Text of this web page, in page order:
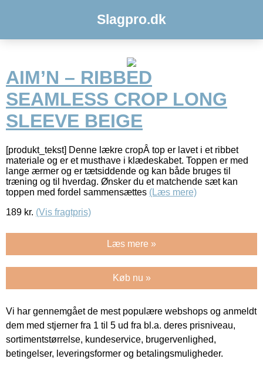
Slagpro.dk
AIM’N – RIBBED
SEAMLESS CROP LONG
SLEEVE BEIGE
[produkt_tekst] Denne lækre cropÂ top er lavet i et ribbet
materiale og er et musthave i klædeskabet. Toppen er med
lange ærmer og er tætsiddende og kan både bruges til
træning og til hverdag. Ønsker du et matchende sæt kan
toppen med fordel sammensættes (Læs mere)
189 kr. (Vis fragtpris)
Læs mere »
Køb nu »
Vi har gennemgået de mest populære webshops og anmeldt
dem med stjerner fra 1 til 5 ud fra bl.a. deres prisniveau,
sortimentstørrelse, kundeservice, brugervenlighed,
betingelser, leveringsformer og betalingsmuligheder.